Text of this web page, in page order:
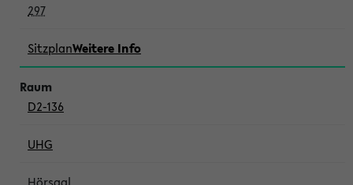
297
SitzplanWeitere Info
D2-136
UHG